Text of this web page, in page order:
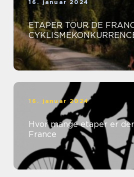
16. januar 2024
ETAPER TOUR DE
16. januar 2024
Hvor mange etaper er
France